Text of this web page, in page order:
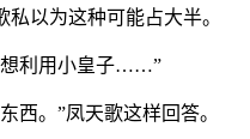
以为这种可能占大半。
想利用小皇子……”
西。”凤天歌这样回答。